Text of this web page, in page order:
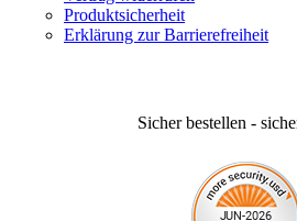
Produktsicherheit
Erklärung zur Barrierefreiheit
Sicher bestellen -